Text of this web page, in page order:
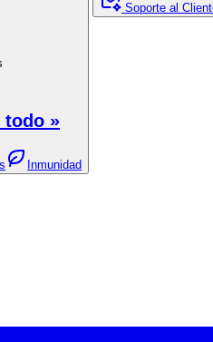
todo »
Inmunidad
Soporte al